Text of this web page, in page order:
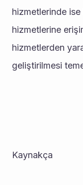
hizmetlerinde ise
hizmetlerine
hizmetlerden
geliştirilmesi
Kaynakça